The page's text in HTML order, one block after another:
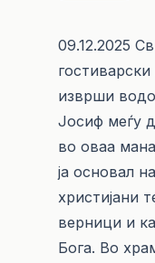
09.12.2025
изврши
Јосиф меѓу
во оваа
ја основал
христијани
верници и
Бога. Во